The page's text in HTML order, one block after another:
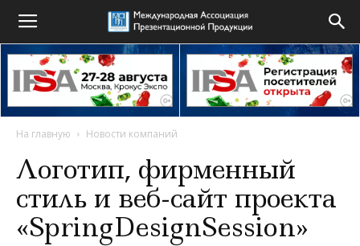
На главную Новости компаний
Логотип, фирменный
стиль и веб-сайт проекта
«SpringDesignSession»